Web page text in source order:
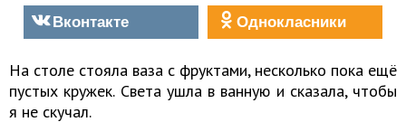
Вконтакте
Однокласники
На столе стояла ваза с фруктами, несколько пока ещё
пустых кружек. Света ушла в ванную и сказала, чтобы
я не скучал.